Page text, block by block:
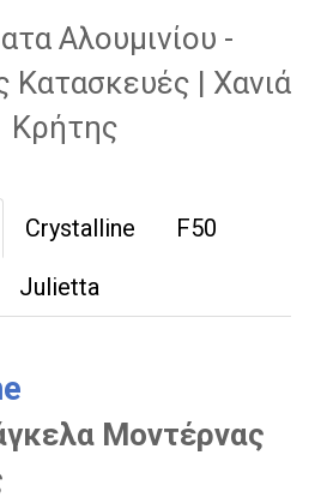
Αλουμινίου -
Κατασκευές | Χανιά
Κρήτης
Crystalline F50
Julietta
Μοντέρνας